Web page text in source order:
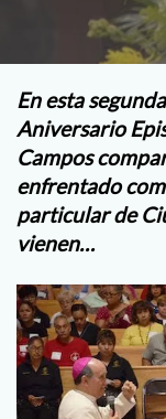
En esta
Aniversario
Campos
enfrentado
particular de
vienen…